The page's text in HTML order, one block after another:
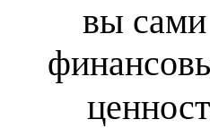
вы сами